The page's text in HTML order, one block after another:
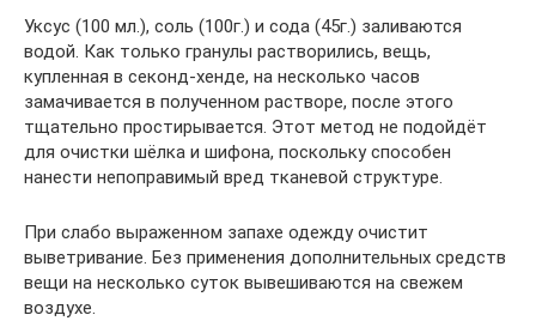
Уксус (100 мл.), соль (100г.) и сода (45г.) заливаются
водой. Как только гранулы растворились, вещь,
купленная в секонд-хенде, на несколько часов
замачивается в полученном растворе, после этого
тщательно простирывается. Этот метод не подойдёт
для очистки шёлка и шифона, поскольку способен
нанести непоправимый вред тканевой структуре.
При слабо выраженном запахе одежду очистит
выветривание. Без применения дополнительных средств
вещи на несколько суток вывешиваются на свежем
воздухе.